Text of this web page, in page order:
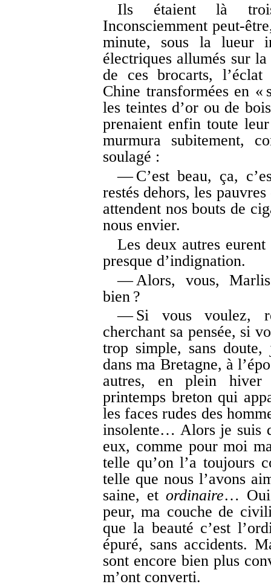
Ils étaient là trois
Inconsciemment peut-
minute, sous la lueur
électriques allumés sur
de ces brocarts,
Chine transformées en «
les teintes d’or ou de
prenaient enfin toute
murmura subitement,
soulagé :
— C’est beau, ça,
restés dehors, les
attendent nos bouts de
nous envier.
Les deux autres
presque d’indignation.
— Alors, vous,
bien ?
— Si vous voulez,
cherchant sa pensée, si
trop simple, sans
dans ma Bretagne, à
autres, en plein
printemps breton qui
les faces rudes des
insolente… Alors je suis
eux, comme pour moi
telle qu’on l’a toujours
telle que nous l’avons
saine, et ordinaire…
peur, ma couche de
que la beauté c’est
épuré, sans accidents.
sont encore bien plus
m’ont converti.